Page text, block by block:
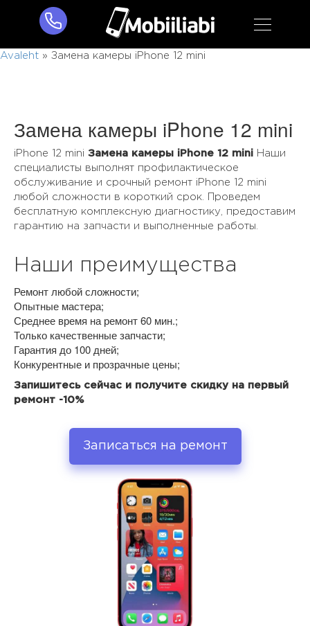
Avaleht » Замена камеры iPhone 12 mini
Замена камеры iPhone 12 mini
iPhone 12 mini Замена камеры iPhone 12 mini Наши
специалисты выполнят профилактическое
обслуживание и срочный ремонт iPhone 12 mini
любой сложности в короткий срок. Проведем
бесплатную комплексную диагностику, предоставим
гарантию на запчасти и выполненные работы.
Наши преимущества
Ремонт любой сложности;
Опытные мастера;
Среднее время на ремонт 60 мин.;
Только качественные запчасти;
Гарантия до 100 дней;
Конкурентные и прозрачные цены;
Запишитесь сейчас и получите скидку на первый
ремонт -10%
Записаться на ремонт